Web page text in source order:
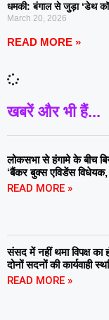
धमकी: बंगाल से जुड़ा ‘डेथ
March 20, 2026
READ MORE »
खबरें और भी हैं...
लोकसभा से हंगामे के बीच
‘बैंकर बुक्स एविडेंस विधेयक,
READ MORE »
संसद में नहीं थमा विपक्ष का
दोनों सदनों की कार्यवाही
READ MORE »